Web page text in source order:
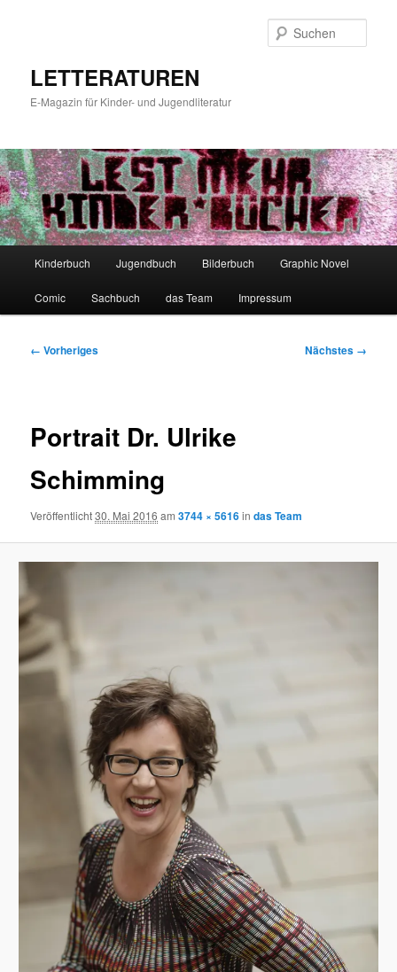
LETTERATUREN
E-Magazin für Kinder- und Jugendliteratur
Kinderbuch Jugendbuch Bilderbuch Graphic Novel
Comic Sachbuch das Team Impressum
Bilder-
← Vorheriges Nächstes →
Portrait Dr. Ulrike
Schimming
Veröffentlicht30. Mai 2016 am3744 × 5616indas Team